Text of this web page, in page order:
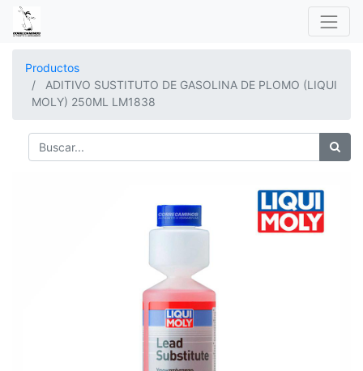
Productos
ADITIVO SUSTITUTO DE GASOLINA DE PLOMO (LIQUI
MOLY) 250ML LM1838